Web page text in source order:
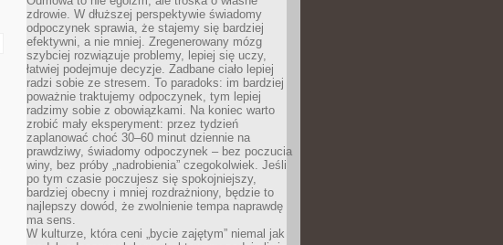
zdrowie. W dłuższej perspektywie świadomy
odpoczynek sprawia, że stajemy się bardziej
efektywni, a nie mniej. Zregenerowany mózg
szybciej rozwiązuje problemy, lepiej się uczy,
łatwiej podejmuje decyzje. Zadbane ciało lepiej
radzi sobie ze stresem. To paradoks: im bardziej
poważnie traktujemy odpoczynek, tym lepiej
radzimy sobie z obowiązkami. Na koniec warto
zrobić mały eksperyment: przez tydzień
zaplanować choć 30–60 minut dziennie na
prawdziwy, świadomy odpoczynek – bez poczucia
winy, bez próby „nadrobienia” czegokolwiek. Jeśli
po tym czasie poczujesz się spokojniejszy,
bardziej obecny i mniej rozdrażniony, będzie to
najlepszy dowód, że zwolnienie tempa naprawdę
ma sens.
W kulturze, która ceni „bycie zajętym” niemal jak